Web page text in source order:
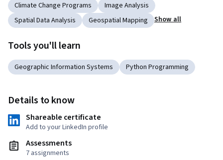
Climate Change Programs
Image Analysis
Spatial Data Analysis
Geospatial Mapping Show all
Tools you'll learn
Geographic Information Systems Python Programming
Details to know
Shareable certificate
Add to your LinkedIn profile
Assessments
7 assignments